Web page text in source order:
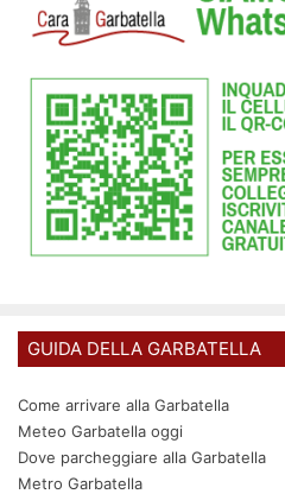
GUIDA DELLA GARBATELLA
Come arrivare alla Garbatella
Meteo Garbatella oggi
Dove parcheggiare alla Garbatella
Metro Garbatella